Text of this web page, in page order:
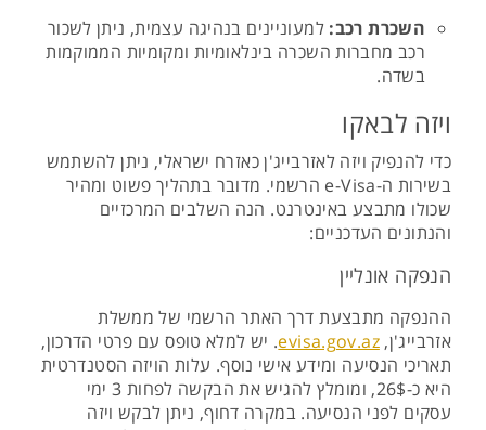
השכרת רכב: למעוניינים בנהיגה עצמית, ניתן לשכור
רכב מחברות השכרה בינלאומיות ומקומיות הממוקמות
בשדה.
ויזה לבאקו
כדי להנפיק ויזה לאזרבייג'ן כאזרח ישראלי, ניתן להשתמש
בשירות ה-e-Visa הרשמי. מדובר בתהליך פשוט ומהיר
שכולו מתבצע באינטרנט. הנה השלבים המרכזיים
והנתונים העדכניים:
הנפקה אונליין
ההנפקה מתבצעת דרך האתר הרשמי של ממשלת
אזרבייג'ן,evisa.gov.az. יש למלא טופס עם פרטי הדרכון,
תאריכי הנסיעה ומידע אישי נוסף. עלות הויזה הסטנדרטית
היא כ-26$, ומומלץ להגיש את הבקשה לפחות 3 ימי
עסקים לפני הנסיעה. במקרה דחוף, ניתן לבקש ויזה